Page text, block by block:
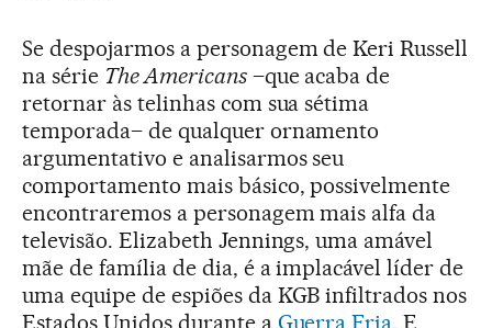
Se despojarmos a personagem de Keri Russell
na série The Americans–que acaba de
retornar às telinhas com sua sétima
temporada– de qualquer ornamento
argumentativo e analisarmos seu
comportamento mais básico, possivelmente
encontraremos a personagem mais alfa da
televisão. Elizabeth Jennings, uma amável
mãe de família de dia, é a implacável líder de
uma equipe de espiões da KGB infiltrados nos
Estados Unidos durante a Guerra Fria. E